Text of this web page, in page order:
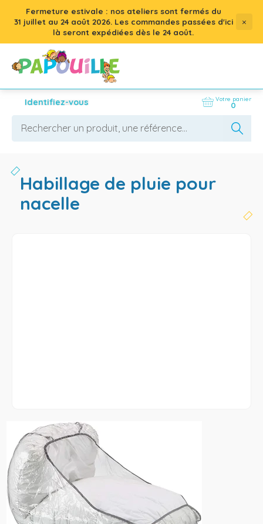
Fermeture estivale : nos ateliers sont fermés du
31 juillet au 24 août 2026. Les commandes passées d'ici
là seront expédiées dès le 24 août.
×
Identifiez-vous Votre panier
0
habillage de pluie pour
nacelle